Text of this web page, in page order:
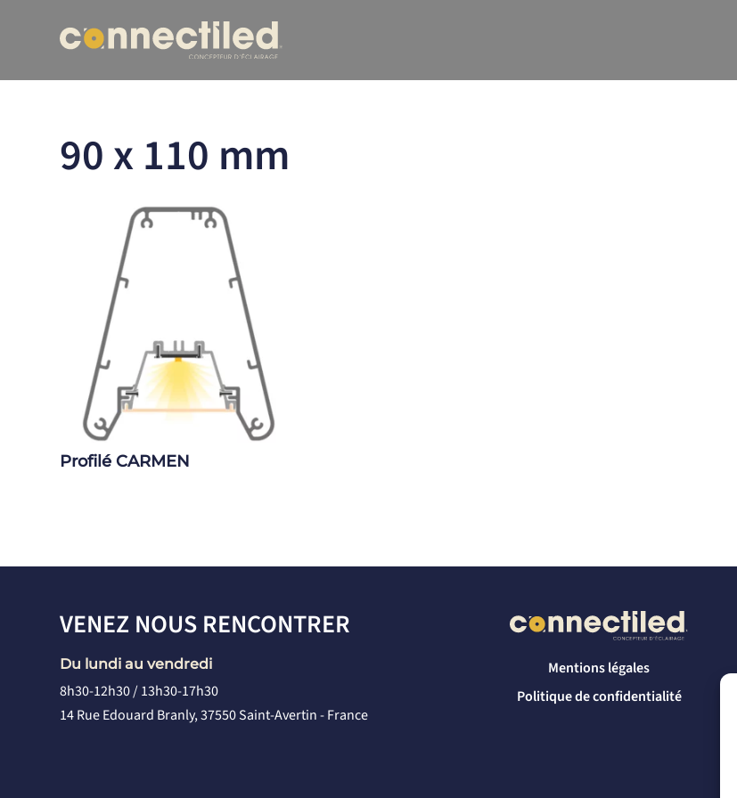
90 x 110 mm
Profilé CARMEN
VENEZ NOUS RENCONTRER
Du lundi au vendredi
8h30-12h30 / 13h30-17h30
14 Rue Edouard Branly, 37550 Saint-Avertin - France
Mentions légales
Politique de confidentialité